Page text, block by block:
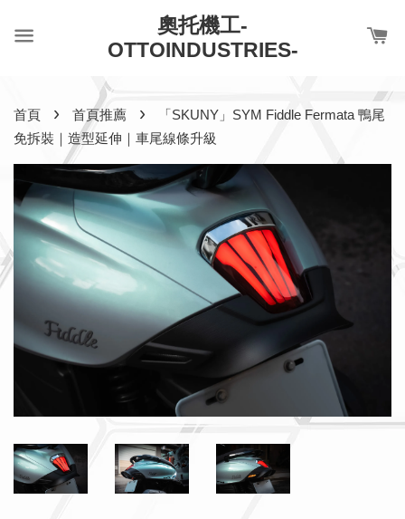
奧托機工-
OTTOINDUSTRIES-
首頁 › 首頁推薦 ›
「SKUNY」SYM Fiddle Fermata 鴨尾
免拆裝｜造型延伸｜車尾線條升級